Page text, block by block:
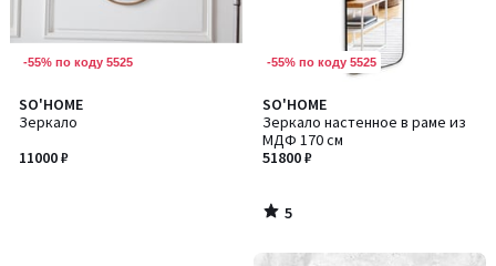
-55% по коду 5525
SO'HOME
Зеркало
11000 ₽
-55% по коду 5525
SO'HOME
Зеркало настенное в раме из
МДФ 170 см
51800 ₽
5
/
5
5
/